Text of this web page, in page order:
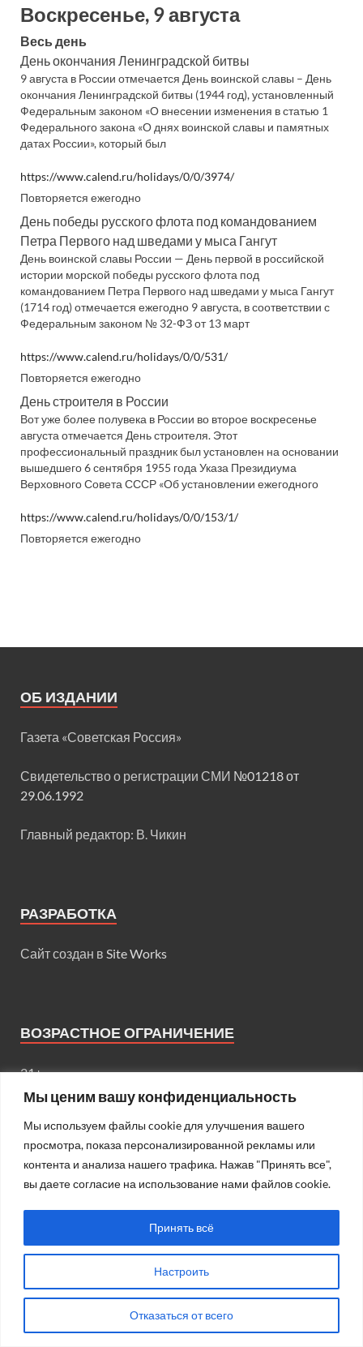
Мы ценим вашу конфиденциальность
Мы используем файлы cookie для улучшения вашего
просмотра, показа персонализированной рекламы или
контента и анализа нашего трафика. Нажав "Принять все",
вы даете согласие на использование нами файлов cookie.
Настроить
Отказаться от всего
Принять всё
Воскресенье, 9 августа
Весь день
День окончания Ленинградской битвы
9 августа в России отмечается День воинской славы – День
окончания Ленинградской битвы (1944 год), установленный
Федеральным законом «О внесении изменения в статью 1
Федерального закона «О днях воинской славы и памятных
датах России», который был
https://www.calend.ru/holidays/0/0/3974/
Повторяется ежегодно
День победы русского флота под командованием
Петра Первого над шведами у мыса Гангут
День воинской славы России — День первой в российской
истории морской победы русского флота под
командованием Петра Первого над шведами у мыса Гангут
(1714 год) отмечается ежегодно 9 августа, в соответствии с
Федеральным законом № 32-ФЗ от 13 март
https://www.calend.ru/holidays/0/0/531/
Повторяется ежегодно
День строителя в России
Вот уже более полувека в России во второе воскресенье
августа отмечается День строителя. Этот
профессиональный праздник был установлен на основании
вышедшего 6 сентября 1955 года Указа Президиума
Верховного Совета СССР «Об установлении ежегодного
https://www.calend.ru/holidays/0/0/153/1/
Повторяется ежегодно
ОБ ИЗДАНИИ
Газета «Советская Россия»
Свидетельство о регистрации СМИ №01218 от
29.06.1992
Главный редактор: В. Чикин
РАЗРАБОТКА
Сайт создан в Site Works
ВОЗРАСТНОЕ ОГРАНИЧЕНИЕ
21+
МЕНЮ
О газете
Блог редакции
Правила поведения на сайте
Реклама